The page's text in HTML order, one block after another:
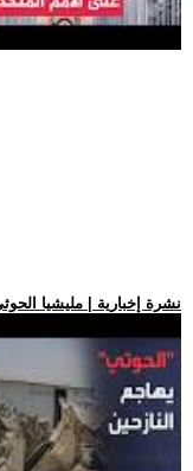
.. نشرة إخبارية | مليشيا